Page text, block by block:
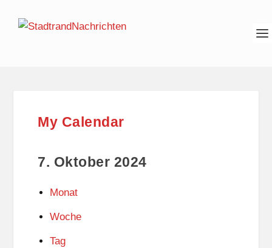
My Calendar
7. Oktober 2024
Monat
Woche
Tag